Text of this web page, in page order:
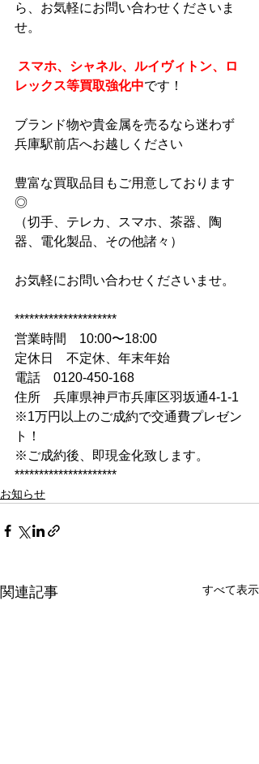
ら、お気軽にお問い合わせくださいま
せ。
レックス等買取強化中です！
ブランド物や貴金属を売るなら迷わず
兵庫駅前店へお越しください
豊富な買取品目もご用意しております
◎
（切手、テレカ、スマホ、茶器、陶
器、電化製品、その他諸々）
お気軽にお問い合わせくださいませ。
*********************
営業時間　10:00〜18:00
定休日　不定休、年末年始
電話　0120-450-168
住所　兵庫県神戸市兵庫区羽坂通4-1-1
※1万円以上のご成約で交通費プレゼン
ト！
※ご成約後、即現金化致します。
*********************
お知らせ
関連記事 すべて表示